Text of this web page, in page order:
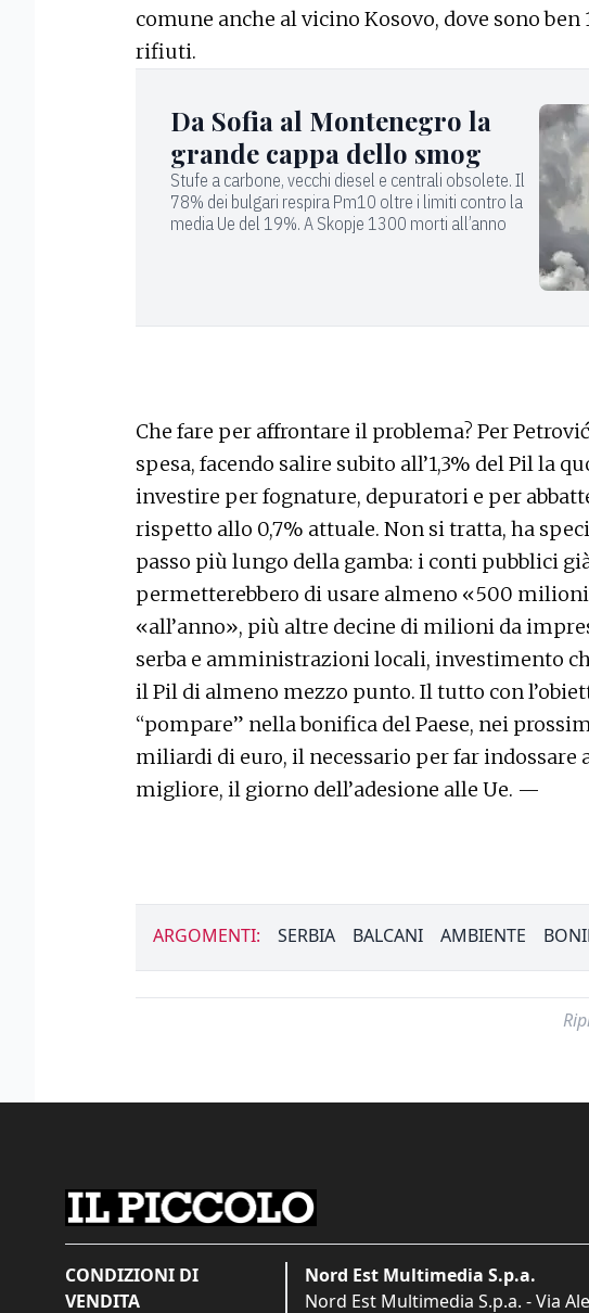
comune anche al vicino Kosovo, dove sono
rifiuti.
Da Sofia al Montenegro la
grande cappa dello smog
Stufe a carbone, vecchi diesel e centrali obsolete. Il
78% dei bulgari respira Pm10 oltre i limiti contro la
media Ue del 19%. A Skopje 1300 morti all’anno
Che fare per affrontare il problema? Per
spesa, facendo salire subito all’1,3% del Pil la
investire per fognature, depuratori e per
rispetto allo 0,7% attuale. Non si tratta, ha
passo più lungo della gamba: i conti pubblici
permetterebbero di usare almeno «500
«all’anno», più altre decine di milioni da
serba e amministrazioni locali, investimento
il Pil di almeno mezzo punto. Il tutto con
“pompare” nella bonifica del Paese, nei
miliardi di euro, il necessario per far indossare
migliore, il giorno dell’adesione alle Ue. —
ARGOMENTI: SERBIA BALCANI AMBIENTE
CONDIZIONI DI
VENDITA
Nord Est Multimedia S.p.a.
Nord Est Multimedia S.p.a. - Via